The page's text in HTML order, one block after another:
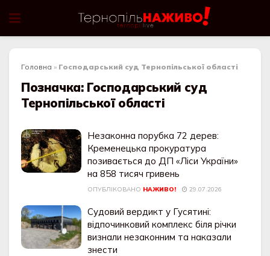
Головна » Господарський суд Тернопільської області
Позначка: Господарський суд
Тернопільської області
Незаконна порубка 72 дерев:
Кременецька прокуратура
позивається до ДП «Ліси України»
на 858 тисяч гривень
ОПУБЛІКОВАНО НАЖИВО! 29.07.2026
Судовий вердикт у Гусятині:
відпочинковий комплекс біля річки
визнали незаконним та наказали
знести